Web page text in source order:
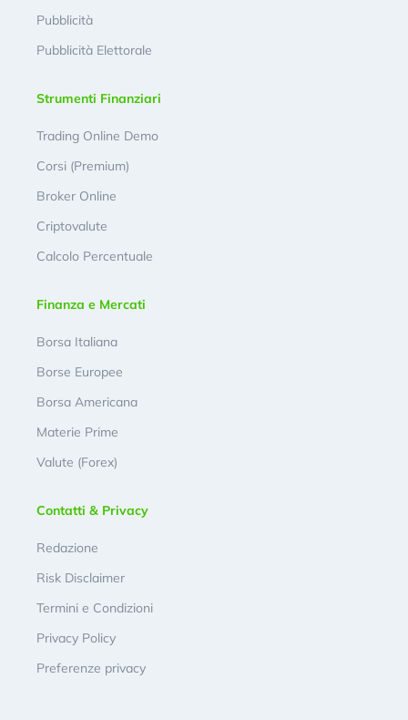
Pubblicità
Pubblicità Elettorale
Strumenti Finanziari
Trading Online Demo
Corsi (Premium)
Broker Online
Criptovalute
Calcolo Percentuale
Finanza e Mercati
Borsa Italiana
Borse Europee
Borsa Americana
Materie Prime
Valute (Forex)
Contatti & Privacy
Redazione
Risk Disclaimer
Termini e Condizioni
Privacy Policy
Preferenze privacy